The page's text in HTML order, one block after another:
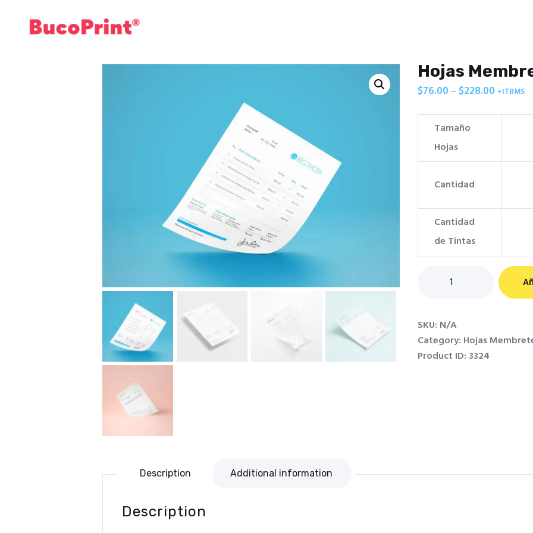
Hojas
$76.00 – $228.00 Price
+ITBMS
Tamaño
Hojas
Cantidad
Cantidad
de Tintas
Membrete
SKU: N/A
Category: Hojas
Product ID: 3324
Description Additional information
Description